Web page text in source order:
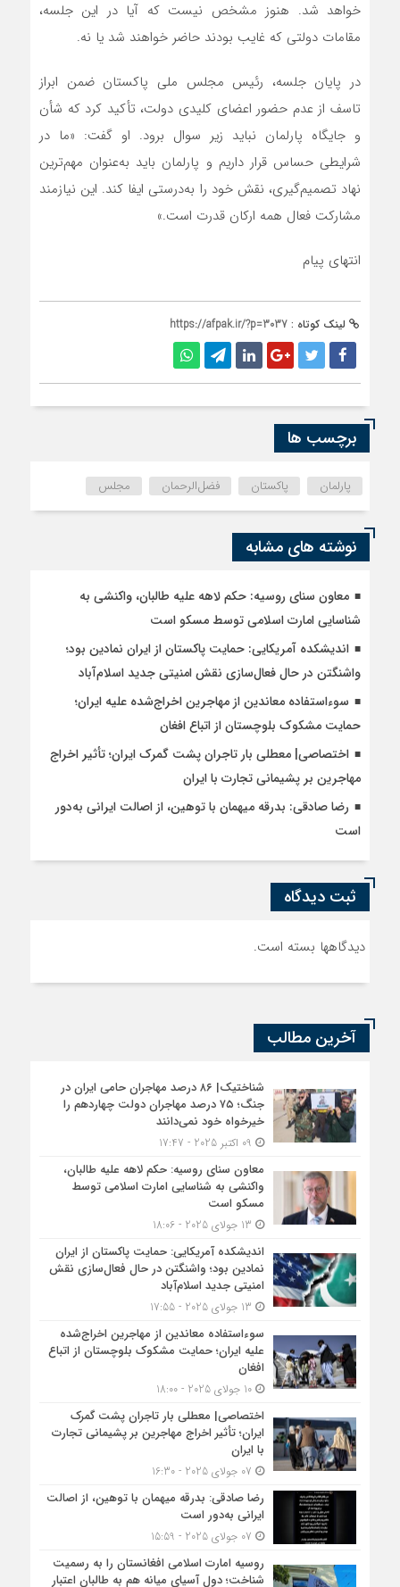
خواهد شد. هنوز مشخص نیست که آیا در این جلسه،
مقامات دولتی که غایب بودند حاضر خواهند شد یا نه.
در پایان جلسه، رئیس مجلس ملی پاکستان ضمن ابراز
تاسف از عدم حضور اعضای کلیدی دولت، تأکید کرد که شأن
و جایگاه پارلمان نباید زیر سوال برود. او گفت: «ما در
شرایطی حساس قرار داریم و پارلمان باید به‌عنوان مهم‌ترین
نهاد تصمیم‌گیری، نقش خود را به‌درستی ایفا کند. این نیازمند
مشارکت فعال همه ارکان قدرت است.»
انتهای پیام
لینک کوتاه : https://afpak.ir/?p=3037
برچسب ها
پارلمان پاکستان فضل‌الرحمان مجلس
نوشته های مشابه
معاون سنای روسیه: حکم لاهه علیه طالبان، واکنشی به
شناسایی امارت اسلامی توسط مسکو است
اندیشکده آمریکایی: حمایت پاکستان از ایران نمادین بود؛
واشنگتن در حال فعال‌سازی نقش امنیتی جدید اسلام‌آباد
سوءاستفاده معاندین از مهاجرین اخراج‌شده علیه ایران؛
حمایت مشکوک بلوچستان از اتباع افغان
اختصاصی| معطلی بار تاجران پشت گمرک ایران؛ تأثیر اخراج
مهاجرین بر پشیمانی تجارت با ایران
رضا صادقی: بدرقه میهمان با توهین، از اصالت ایرانی به‌دور
است
ثبت دیدگاه
دیدگاهها بسته است.
آخرین مطالب
شناختیک| ۸۶ درصد مهاجران حامی ایران در
جنگ؛ ۷۵ درصد مهاجران دولت چهاردهم را
خیرخواه خود نمی‌دانند
معاون سنای روسیه: حکم لاهه علیه طالبان،
واکنشی به شناسایی امارت اسلامی توسط
مسکو است
اندیشکده آمریکایی: حمایت پاکستان از ایران
نمادین بود؛ واشنگتن در حال فعال‌سازی نقش
امنیتی جدید اسلام‌آباد
سوءاستفاده معاندین از مهاجرین اخراج‌شده
علیه ایران؛ حمایت مشکوک بلوچستان از اتباع
افغان
10 جولای 2025 - 18:00
اختصاصی| معطلی بار تاجران پشت گمرک
ایران؛ تأثیر اخراج مهاجرین بر پشیمانی تجارت
با ایران
رضا صادقی: بدرقه میهمان با توهین، از اصالت
ایرانی به‌دور است
روسیه امارت اسلامی افغانستان را به رسمیت
شناخت؛ دول آسیای میانه هم به طالبان اعتبار